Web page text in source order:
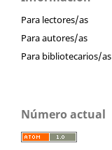
Para lectores/as
Para autores/as
Para bibliotecarios/as
Número actual